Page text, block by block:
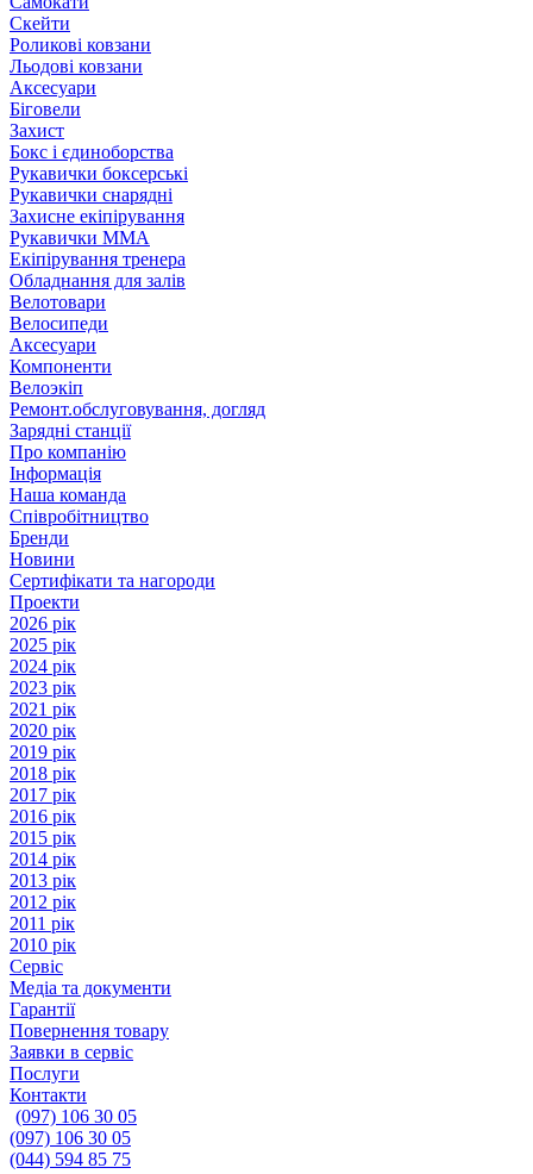
Скейти
Роликові ковзани
Льодові ковзани
Аксесуари
Біговели
Захист
Бокс і єдиноборства
Рукавички боксерські
Рукавички снарядні
Захисне екіпірування
Рукавички ММА
Екіпірування тренера
Обладнання для залів
Велотовари
Велосипеди
Аксесуари
Компоненти
Велоэкіп
Ремонт.обслуговування, догляд
Зарядні станції
Про компанію
Інформація
Наша команда
Співробітництво
Бренди
Новини
Сертифікати та нагороди
Проекти
2026 рік
2025 рік
2024 рік
2023 рік
2021 рік
2020 рік
2019 рік
2018 рік
2017 рік
2016 рік
2015 рік
2014 рік
2013 рік
2012 рік
2011 рік
2010 рік
Сервіс
Медіа та документи
Гарантії
Повернення товару
Заявки в сервіс
Послуги
Контакти
(097) 106 30 05
(097) 106 30 05
(044) 594 85 75